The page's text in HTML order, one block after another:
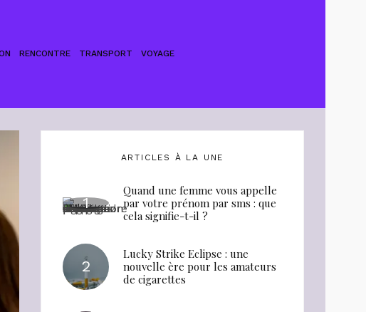
RENCONTRE TRANSPORT VOYAGE
ARTICLES À LA UNE
Quand une femme vous appelle
par votre prénom par sms : que
cela signifie-t-il ?
Lucky Strike Eclipse : une
nouvelle ère pour les amateurs
de cigarettes